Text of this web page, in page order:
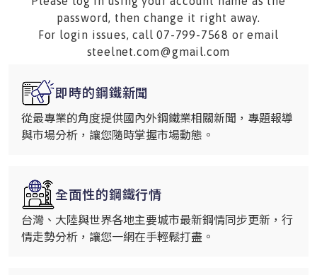
password, then change it right away.
For login issues, call 07-799-7568 or email
steelnet.com@gmail.com
即時的鋼鐵新聞
從最專業的角度提供國內外鋼鐵業相關新聞，專題報導
與市場分析，讓您隨時掌握市場動態。
全面性的鋼鐵行情
台灣、大陸與世界各地主要城市最新鋼情同步更新，行
情走勢分析，讓您一網在手輕鬆打盡。